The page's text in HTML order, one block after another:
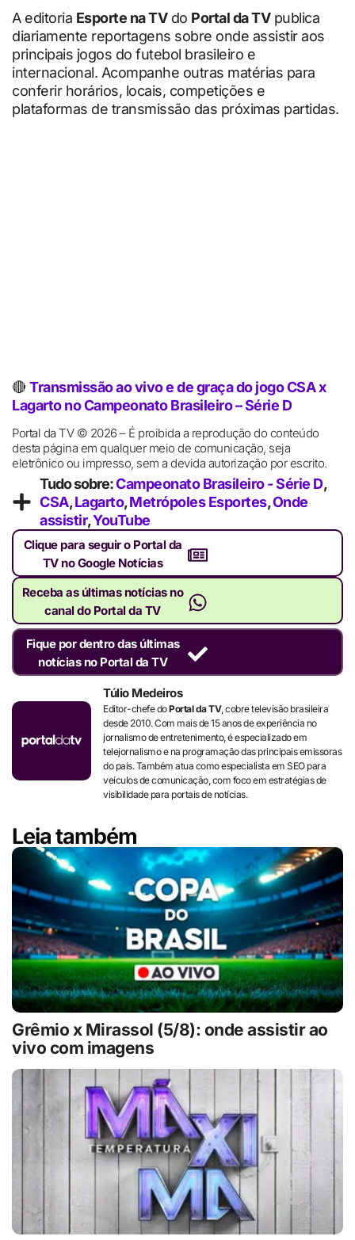
A editoria Esporte na TVdo Portal da TVpublica
diariamente reportagens sobre onde assistir aos
principais jogos do futebol brasileiro e
internacional. Acompanhe outras matérias para
conferir horários, locais, competições e
plataformas de transmissão das próximas partidas.
🔴 Transmissão ao vivo e de graça do jogo CSA x
Lagarto no Campeonato Brasileiro – Série D
Portal da TV © 2026 – É proibida a reprodução do conteúdo
desta página em qualquer meio de comunicação, seja
eletrônico ou impresso, sem a devida autorização por escrito.
Tudo sobre:Campeonato Brasileiro - Série D,
CSA,Lagarto,Metrópoles Esportes,Onde
assistir,YouTube
Clique para seguir o Portal da
TV no Google Notícias
Receba as últimas notícias no
canal do Portal da TV
Fique por dentro das últimas
notícias no Portal da TV
Túlio Medeiros
Editor-chefe doPortal da TV, cobre televisão brasileira
desde 2010. Com mais de 15 anos de experiência no
jornalismo de entretenimento, é especializado em
telejornalismo e na programação das principais emissoras
do país. Também atua como especialista em SEO para
veículos de comunicação, com foco em estratégias de
visibilidade para portais de notícias.
Leia também
Grêmio x Mirassol (5/8): onde assistir ao
vivo com imagens